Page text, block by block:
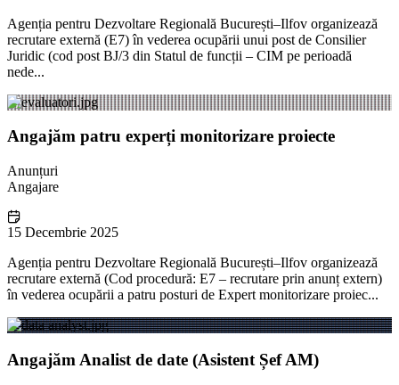
Agenția pentru Dezvoltare Regională București–Ilfov organizează
recrutare externă (E7) în vederea ocupării unui post de Consilier
Juridic (cod post BJ/3 din Statul de funcții – CIM pe perioadă
nede...
Angajăm patru experți monitorizare proiecte
Anunțuri
Angajare
15 Decembrie 2025
Agenția pentru Dezvoltare Regională București–Ilfov organizează
recrutare externă (Cod procedură: E7 – recrutare prin anunț extern)
în vederea ocupării a patru posturi de Expert monitorizare proiec...
Angajăm Analist de date (Asistent Șef AM)